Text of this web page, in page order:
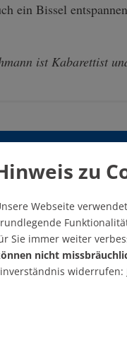
ein Bissel
ist Kabarettist
zu
Webseite
Sie immer weiter
nicht
widerrufen: